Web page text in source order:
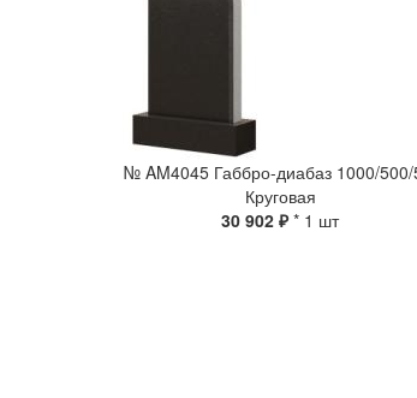
№ AM4045 Габбро-диабаз 1000/500/
Круговая
30 902 ₽* 1 шт